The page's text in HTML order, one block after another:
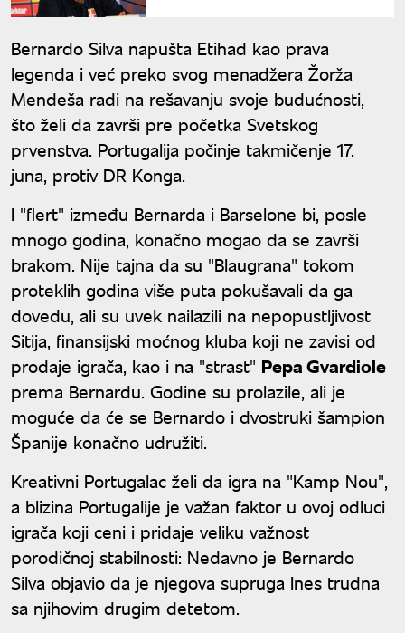
Bernardo Silva napušta Etihad kao prava
legenda i već preko svog menadžera Žorža
Mendeša radi na rešavanju svoje budućnosti,
što želi da završi pre početka Svetskog
prvenstva. Portugalija počinje takmičenje 17.
juna, protiv DR Konga.
I "flert" između Bernarda i Barselone bi, posle
mnogo godina, konačno mogao da se završi
brakom. Nije tajna da su "Blaugrana" tokom
proteklih godina više puta pokušavali da ga
dovedu, ali su uvek nailazili na nepopustljivost
Sitija, finansijski moćnog kluba koji ne zavisi od
prodaje igrača, kao i na "strast" Pepa Gvardiole
prema Bernardu. Godine su prolazile, ali je
moguće da će se Bernardo i dvostruki šampion
Španije konačno udružiti.
Kreativni Portugalac želi da igra na "Kamp Nou",
a blizina Portugalije je važan faktor u ovoj odluci
igrača koji ceni i pridaje veliku važnost
porodičnoj stabilnosti: Nedavno je Bernardo
Silva objavio da je njegova supruga Ines trudna
sa njihovim drugim detetom.